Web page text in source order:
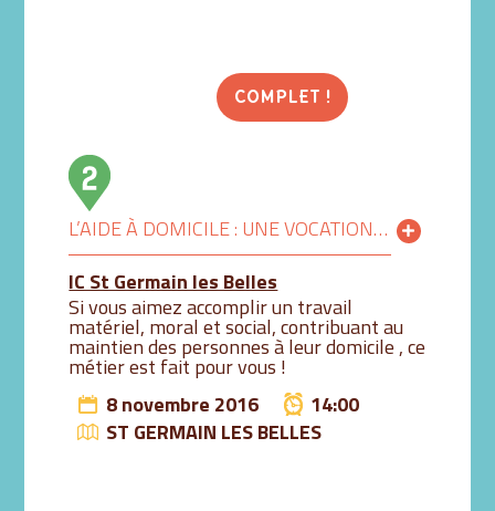
COMPLET !
L’AIDE À DOMICILE : UNE VOCATION, UN MÉTIER
IC St Germain les Belles
Si vous aimez accomplir un travail
matériel, moral et social, contribuant au
maintien des personnes à leur domicile , ce
métier est fait pour vous !
8 novembre 2016
14:00
ST GERMAIN LES BELLES